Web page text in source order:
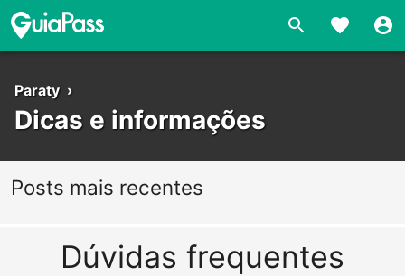
Paraty ›
Dicas e informações
Posts mais recentes
Dúvidas frequentes